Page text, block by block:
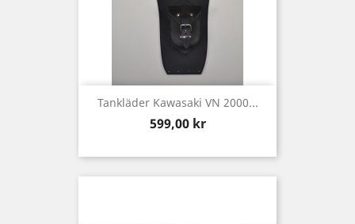
Tankläder Kawasaki VN 2000...
Pris
599,00 kr